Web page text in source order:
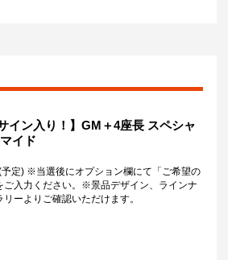
イン入り！】GM＋4座長 スペシャ
イド
定) ※当選後にオプション欄にて「ご希望の
ご入力ください。※景品デザイン、ラインナ
ーよりご確認いただけます。